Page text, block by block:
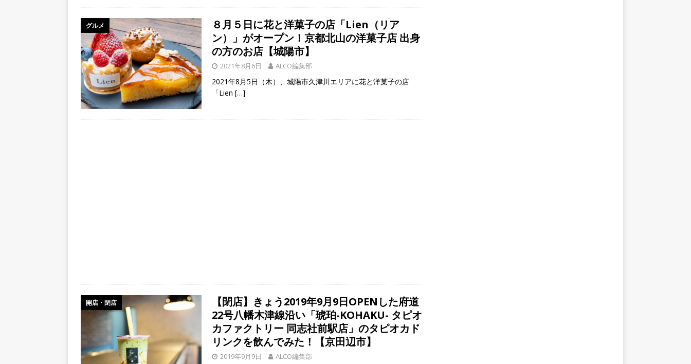
グルメ
８月５日に花と洋菓子の店「Lien（リア
ン）」がオープン！京都北山の洋菓子店 出身
の方のお店【城陽市】
2021年8月6日 ALCO編集部
2021年8月5日（木）、城陽市久津川エリアに花と洋菓子の店
「Lien […]
開店・閉店
【閉店】きょう2019年9月9日OPENした府道
22号八幡木津線沿い「琥珀-KOHAKU- タピオ
カファクトリー 同志社前駅店」のタピオカド
リンクを飲んでみた！【京田辺市】
2019年9月9日 ALCO編集部